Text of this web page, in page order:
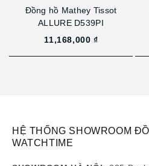
Đồng hồ Mathey Tissot
ALLURE D539PI
11,168,000 ₫
HỆ THỐNG SHOWROOM
WATCHTIME